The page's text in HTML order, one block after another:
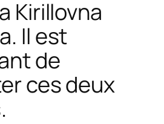
Kirillovna
Il est
de
ces deux